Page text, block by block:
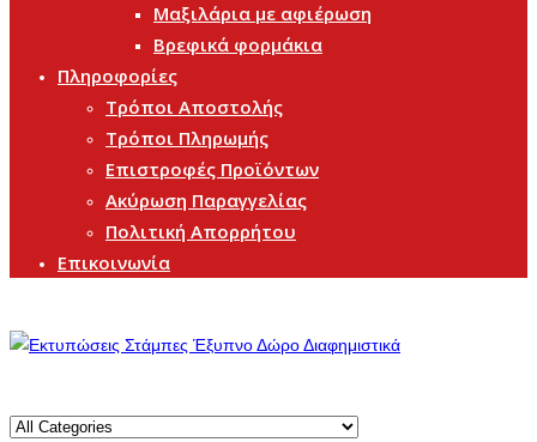
Μαξιλάρια με αφιέρωση
Βρεφικά φορμάκια
Πληροφορίες
Τρόποι Αποστολής
Τρόποι Πληρωμής
Επιστροφές Προϊόντων
Ακύρωση Παραγγελίας
Πολιτική Απορρήτου
Επικοινωνία